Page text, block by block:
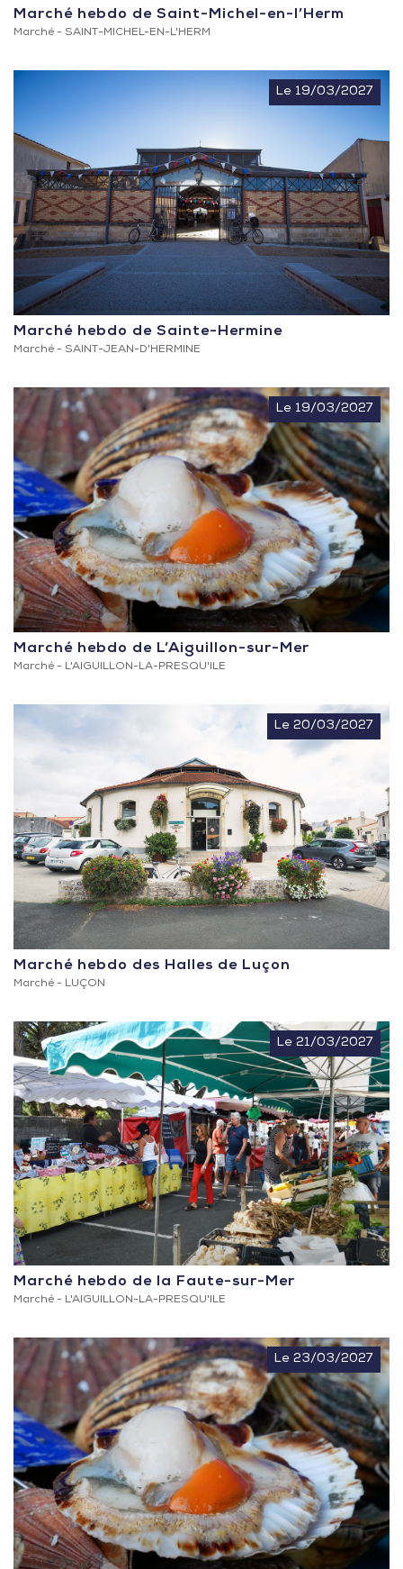
Marché hebdo de Saint-Michel-en-l’Herm
Marché - SAINT-MICHEL-EN-L'HERM
Le 19/03/2027
Marché hebdo de Sainte-Hermine
Marché - SAINT-JEAN-D'HERMINE
Le 19/03/2027
Marché hebdo de L’Aiguillon-sur-Mer
Marché - L'AIGUILLON-LA-PRESQU'ILE
Le 20/03/2027
Marché hebdo des Halles de Luçon
Marché - LUÇON
Le 21/03/2027
Marché hebdo de la Faute-sur-Mer
Marché - L'AIGUILLON-LA-PRESQU'ILE
Le 23/03/2027